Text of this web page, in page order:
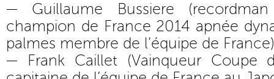
— Guillaume Bussiere
champion de France 2014 apnée
palmes membre de l’équipe de
— Frank Caillet (Vainqueur Coupe